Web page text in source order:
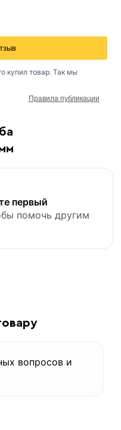
первый
помочь другим
купил товар. Так мы
Правила публикации
вопросов и